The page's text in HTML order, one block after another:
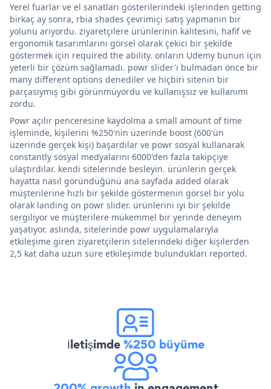
Yerel fuarlar ve el sanatları gösterilerindeki işlerinden getting
birkaç ay sonra, rbia shades çevrimiçi satış yapmanın bir
yolunu arıyordu. ziyaretçilere ürünlerinin kalitesini, hafif ve
ergonomik tasarımlarını görsel olarak çekici bir şekilde
göstermek için required the ability. onların Udemy bunun için
yeterli bir çözüm sağlamadı. powr slider'ı bulmadan önce bir
many different options denediler ve hiçbiri sitenin bir
parçasıymış gibi görünmüyordu ve kullanışsız ve kullanımı
zordu.
Powr açılır penceresine kaydolma a small amount of time
işleminde, kişilerini %250'nin üzerinde boost (600'ün
üzerinde gerçek kişi) başardılar ve powr sosyal kullanarak
constantly sosyal medyalarını 6000'den fazla takipçiye
ulaştırdılar. kendi sitelerinde besleyin. ürünlerin gerçek
hayatta nasıl göründüğünü ana sayfada added olarak
müşterilerine hızlı bir şekilde göstermenin görsel bir yolu
olarak landing on powr slider. ürünlerini iyi bir şekilde
sergiliyor ve müşterilere mükemmel bir yerinde deneyim
yaşatıyor. aslında, sitelerinde powr uygulamalarıyla
etkileşime giren ziyaretçilerin sitelerindeki diğer kişilerden
2,5 kat daha uzun süre etkileşimde bulundukları reported.
İletişimde%250 büyüme